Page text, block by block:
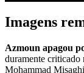
Imagens
Azmoun apagou
duramente criticado
Mohammad